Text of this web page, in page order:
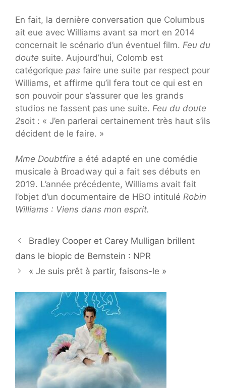
En fait, la dernière conversation que Columbus
ait eue avec Williams avant sa mort en 2014
concernait le scénario d’un éventuel film. Feu du
doute suite. Aujourd’hui, Colomb est
catégorique pas faire une suite par respect pour
Williams, et affirme qu’il fera tout ce qui est en
son pouvoir pour s’assurer que les grands
studios ne fassent pas une suite. Feu du doute
2soit : « J’en parlerai certainement très haut s’ils
décident de le faire. »
Mme Doubtfire a été adapté en une comédie
musicale à Broadway qui a fait ses débuts en
2019. L’année précédente, Williams avait fait
l’objet d’un documentaire de HBO intitulé Robin
Williams : Viens dans mon esprit.
Bradley Cooper et Carey Mulligan brillent
dans le biopic de Bernstein : NPR
« Je suis prêt à partir, faisons-le »